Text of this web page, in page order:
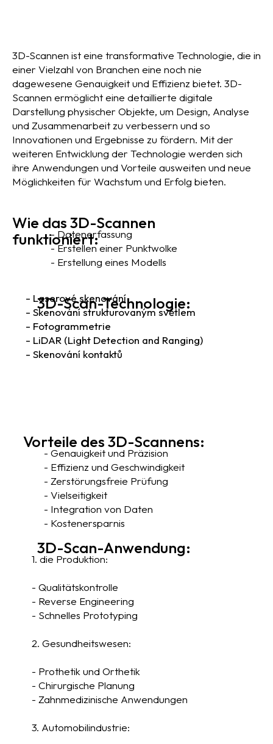
3D-Scannen ist eine transformative Technologie, die in
einer Vielzahl von Branchen eine noch nie
dagewesene Genauigkeit und Effizienz bietet. 3D-
Scannen ermöglicht eine detaillierte digitale
Darstellung physischer Objekte, um Design, Analyse
und Zusammenarbeit zu verbessern und so
Innovationen und Ergebnisse zu fördern. Mit der
weiteren Entwicklung der Technologie werden sich
ihre Anwendungen und Vorteile ausweiten und neue
Möglichkeiten für Wachstum und Erfolg bieten.
Wie das 3D-Scannen
funktioniert:
- Datenerfassung
- Erstellen einer Punktwolke
- Erstellung eines Modells
3D-Scan-Technologie:
- Laserové skenování
- Skenování strukturovaným světlem
- Fotogrammetrie
- LiDAR (Light Detection and Ranging)
- Skenování kontaktů
Vorteile des 3D-Scannens:
- Genauigkeit und Präzision
- Effizienz und Geschwindigkeit
- Zerstörungsfreie Prüfung
- Vielseitigkeit
- Integration von Daten
- Kostenersparnis
3D-Scan-Anwendung:
1. die Produktion:
- Qualitätskontrolle
- Reverse Engineering
- Schnelles Prototyping
2. Gesundheitswesen:
- Prothetik und Orthetik
- Chirurgische Planung
- Zahnmedizinische Anwendungen
3. Automobilindustrie: